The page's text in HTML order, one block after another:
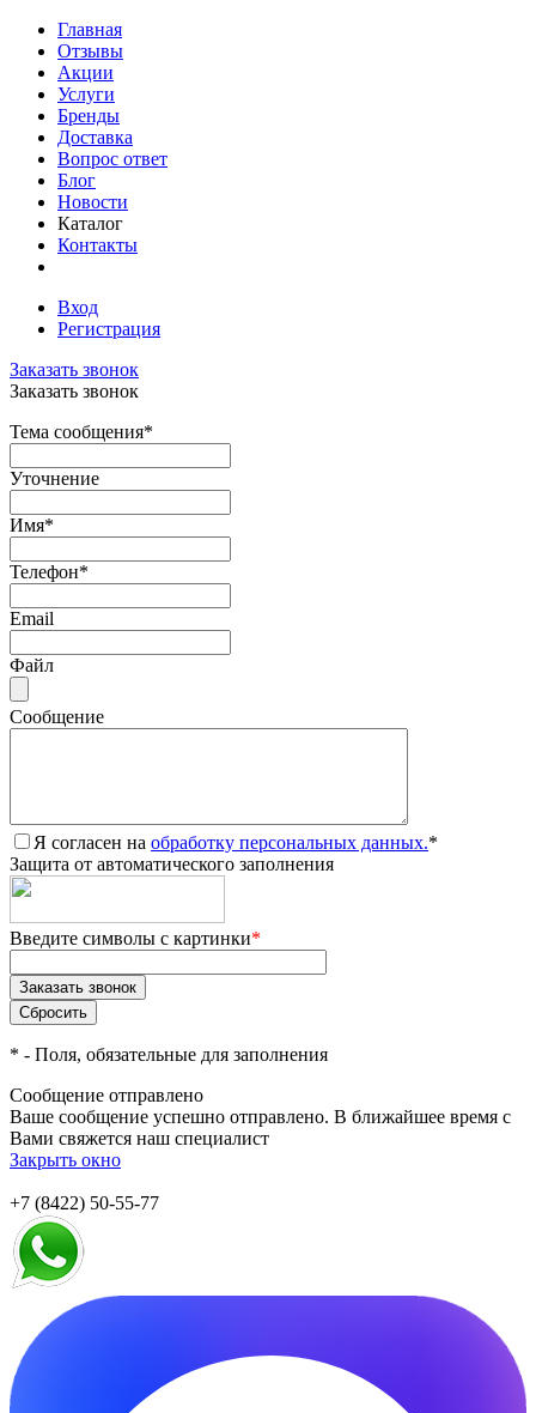
Главная
Отзывы
Акции
Услуги
Бренды
Доставка
Вопрос ответ
Блог
Новости
Каталог
Контакты
Вход
Регистрация
Заказать звонок
Заказать звонок
Тема сообщения*
Уточнение
Имя*
Телефон*
Email
Файл
Сообщение
Я согласен на обработку персональных данных.*
Защита от автоматического заполнения
Введите символы с картинки*
* - Поля, обязательные для заполнения
Сообщение отправлено
Ваше сообщение успешно отправлено. В ближайшее время с
Вами свяжется наш специалист
Закрыть окно
+7 (8422) 50-55-77